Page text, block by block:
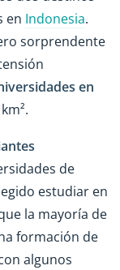
en Indonesia.
sorprendente
en
de
estudiar en
la mayoría de
formación de
algunos